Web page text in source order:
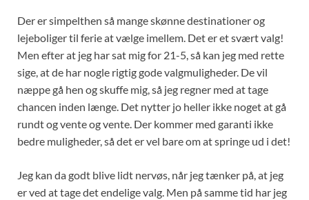
Der er simpelthen så mange skønne destinationer og
lejeboliger til ferie at vælge imellem. Det er et svært valg!
Men efter at jeg har sat mig for 21-5, så kan jeg med rette
sige, at de har nogle rigtig gode valgmuligheder. De vil
næppe gå hen og skuffe mig, så jeg regner med at tage
chancen inden længe. Det nytter jo heller ikke noget at gå
rundt og vente og vente. Der kommer med garanti ikke
bedre muligheder, så det er vel bare om at springe ud i det!
Jeg kan da godt blive lidt nervøs, når jeg tænker på, at jeg
er ved at tage det endelige valg. Men på samme tid har jeg